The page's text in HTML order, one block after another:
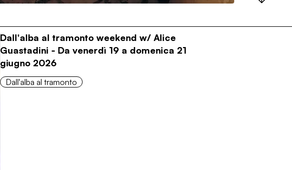
Dall'alba al tramonto weekend w/ Alice
Guastadini - Da venerdì 19 a domenica 21
giugno 2026
Dall'alba al tramonto